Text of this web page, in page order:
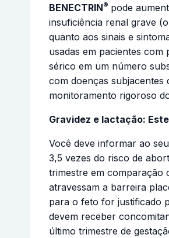
BENECTRIN® pode
insuficiência renal grave
quanto aos sinais e
usadas em pacientes com
sérico em um número
com doenças subjacentes
monitoramento rigoroso
Gravidez e lactação:
Você deve informar ao
3,5 vezes do risco de
trimestre em comparação
atravessam a barreira
para o feto for justificado
devem receber
último trimestre de